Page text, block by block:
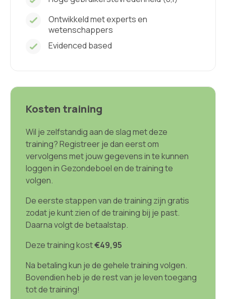
Ontwikkeld met experts en
wetenschappers
Evidenced based
Kosten training
Wil je zelfstandig aan de slag met deze
training? Registreer je dan eerst om
vervolgens met jouw gegevens in te kunnen
loggen in Gezondeboel en de training te
volgen.
De eerste stappen van de training zijn gratis
zodat je kunt zien of de training bij je past.
Daarna volgt de betaalstap.
Deze training kost€49,95
Na betaling kun je de gehele training volgen.
Bovendien heb je de rest van je leven toegang
tot de training!